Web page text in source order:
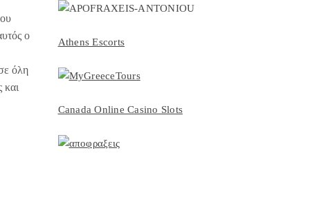
ο
όλη
και
Athens Escorts
Canada Online Casino Slots